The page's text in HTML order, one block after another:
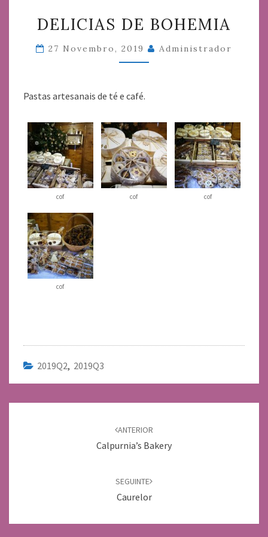
DE
BOHEMIA
DELICIAS DE BOHEMIA
27 Novembro, 2019 Administrador
Pastas artesanais de té e café.
cof cof cof
cof
2019Q2, 2019Q3
ANTERIOR
Calpurnia’s Bakery
SEGUINTE
Caurelor